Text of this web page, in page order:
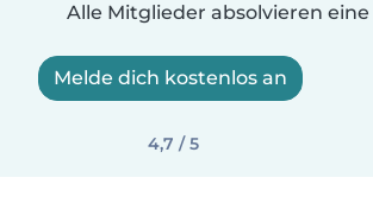
Alle Mitglieder absolvieren
Melde dich kostenlos an
4,7 / 5